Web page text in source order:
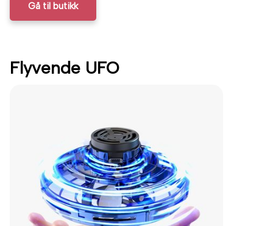
Gå til butikk
Flyvende UFO